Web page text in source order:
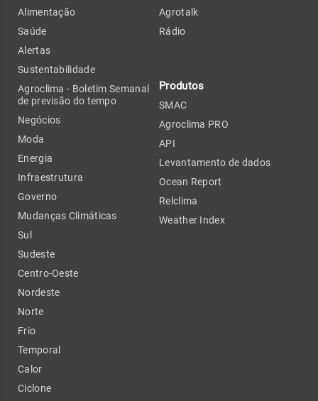
Alimentação
Saúde
Alertas
Sustentabilidade
Agroclima - Boletim Semanal
de previsão do tempo
Negócios
Moda
Energia
Infraestrutura
Governo
Mudanças Climáticas
Sul
Sudeste
Centro-Oeste
Nordeste
Norte
Frio
Temporal
Calor
Ciclone
Agrotalk
Rádio
Produtos
SMAC
Agroclima PRO
API
Levantamento de dados
Ocean Report
Relclima
Weather Index